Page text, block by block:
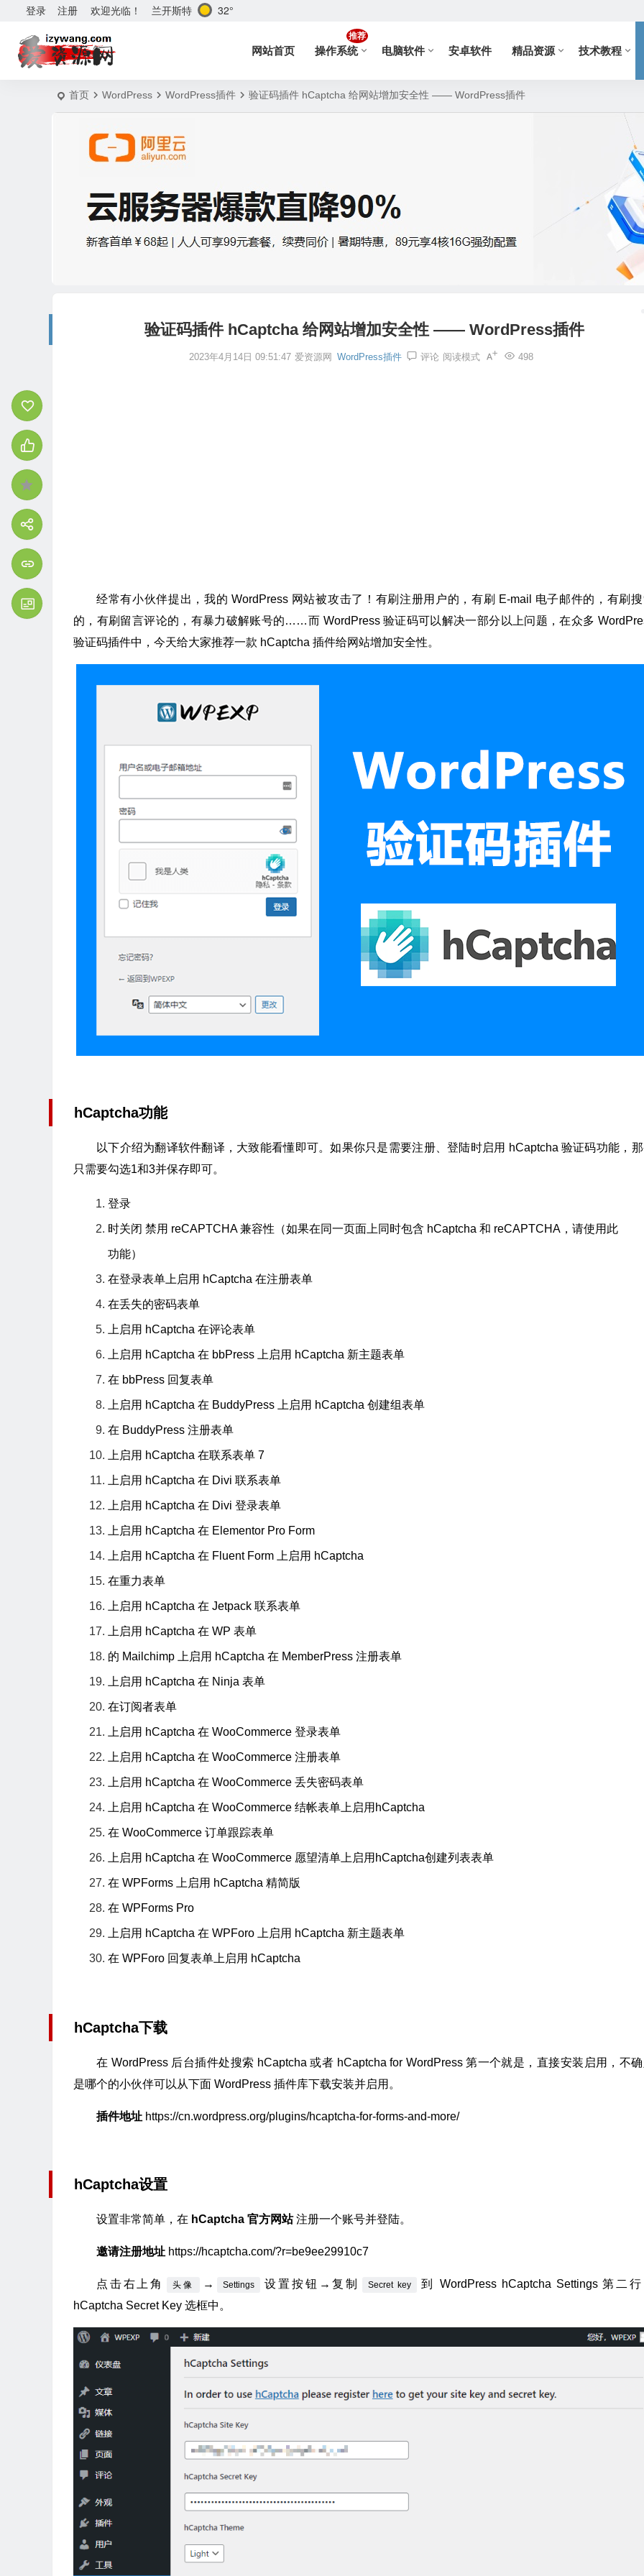
欢迎光临！
登录 注册 兰开斯特 32°
网站首页 操作系统
推荐
电脑软件 安卓软件 精品资源 技术教程
首页 WordPress WordPress插件 验证码插件 hCaptcha 给网站增加安全性 —— WordPress插件
验证码插件 hCaptcha 给网站增加安全性 —— WordPress插件
2023年4月14日 09:51:47 爱资源网 WordPress插件 评论 498
阅读模式
经常有小伙伴提出，我的 WordPress 网站被攻击了！有刷注册用户的，有刷 E-mail 电子邮件的，有刷
的，有刷留言评论的，有暴力破解账号的……而 WordPress 验证码可以解决一部分以上问题，在众多
验证码插件中，今天给大家推荐一款 hCaptcha 插件给网站增加安全性。
hCaptcha功能
以下介绍为翻译软件翻译，大致能看懂即可。如果你只是需要注册、登陆时启用 hCaptcha 验证码功能，
只需要勾选1和3并保存即可。
登录
时关闭 禁用 reCAPTCHA 兼容性（如果在同一页面上同时包含 hCaptcha 和 reCAPTCHA，请使用此
功能）
在登录表单上启用 hCaptcha 在注册表单
在丢失的密码表单
上启用 hCaptcha 在评论表单
上启用 hCaptcha 在 bbPress 上启用 hCaptcha 新主题表单
在 bbPress 回复表单
上启用 hCaptcha 在 BuddyPress 上启用 hCaptcha 创建组表单
在 BuddyPress 注册表单
上启用 hCaptcha 在联系表单 7
上启用 hCaptcha 在 Divi 联系表单
上启用 hCaptcha 在 Divi 登录表单
上启用 hCaptcha 在 Elementor Pro Form
上启用 hCaptcha 在 Fluent Form 上启用 hCaptcha
在重力表单
上启用 hCaptcha 在 Jetpack 联系表单
上启用 hCaptcha 在 WP 表单
的 Mailchimp 上启用 hCaptcha 在 MemberPress 注册表单
上启用 hCaptcha 在 Ninja 表单
在订阅者表单
上启用 hCaptcha 在 WooCommerce 登录表单
上启用 hCaptcha 在 WooCommerce 注册表单
上启用 hCaptcha 在 WooCommerce 丢失密码表单
上启用 hCaptcha 在 WooCommerce 结帐表单上启用hCaptcha
在 WooCommerce 订单跟踪表单
上启用 hCaptcha 在 WooCommerce 愿望清单上启用hCaptcha创建列表表单
在 WPForms 上启用 hCaptcha 精简版
在 WPForms Pro
上启用 hCaptcha 在 WPForo 上启用 hCaptcha 新主题表单
在 WPForo 回复表单上启用 hCaptcha
hCaptcha下载
在 WordPress 后台插件处搜索 hCaptcha 或者 hCaptcha for WordPress 第一个就是，直接安装启用，不
是哪个的小伙伴可以从下面 WordPress 插件库下载安装并启用。
插件地址 https://cn.wordpress.org/plugins/hcaptcha-for-forms-and-more/
hCaptcha设置
设置非常简单，在 hCaptcha 官方网站注册一个账号并登陆。
邀请注册地址 https://hcaptcha.com/?r=be9ee29910c7
点击右上角 头像 → Settings 设置按钮→复制 Secret key
到 WordPress hCaptcha Settings 第二
hCaptcha Secret Key 选框中。